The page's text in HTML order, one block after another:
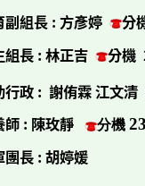
副組長 : 方彥婷 分
組長 : 林正吉 分機
行政 : 謝侑霖 江文清
師 : 陳玫靜 分機
團長 : 胡婷媛